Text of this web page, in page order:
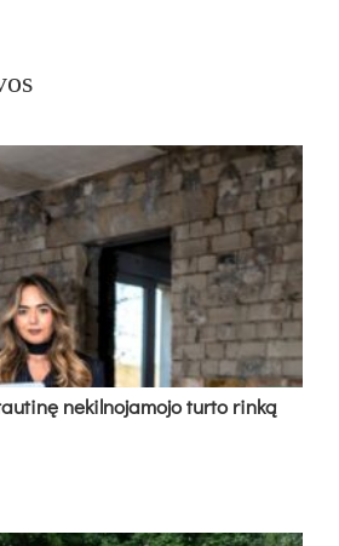
nekilnojamojo turto rinką